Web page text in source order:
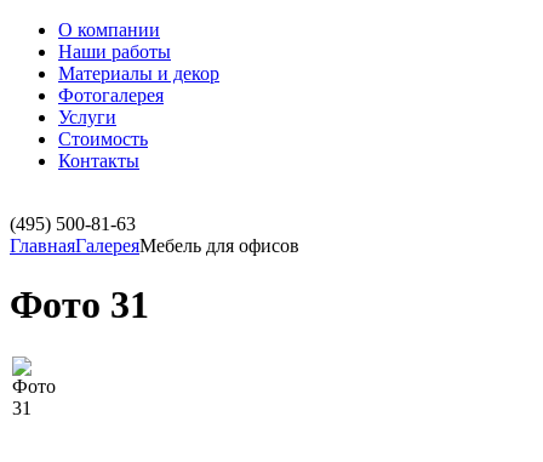
О компании
Наши работы
Материалы и декор
Фотогалерея
Услуги
Стоимость
Контакты
(495) 500-81-63
ГлавнаяГалереяМебель для офисов
Фото 31